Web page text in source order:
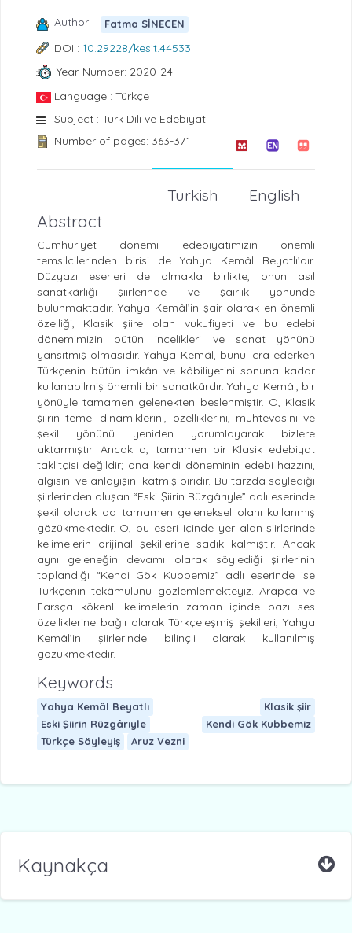
Author : Fatma SİNECEN
DOI : 10.29228/kesit.44533
Year-Number: 2020-24
Language : Türkçe
Subject : Türk Dili ve Edebiyatı
Number of pages: 363-371
English
Turkish
Abstract
Cumhuriyet dönemi edebiyatımızın önemli
temsilcilerinden birisi de Yahya Kemâl Beyatlı’dır.
Düzyazı eserleri de olmakla birlikte, onun asıl
sanatkârlığı şiirlerinde ve şairlik yönünde
bulunmaktadır. Yahya Kemâl’in şair olarak en önemli
özelliği, Klasik şiire olan vukufiyeti ve bu edebi
dönemimizin bütün incelikleri ve sanat yönünü
yansıtmış olmasıdır. Yahya Kemâl, bunu icra ederken
Türkçenin bütün imkân ve kâbiliyetini sonuna kadar
kullanabilmiş önemli bir sanatkârdır. Yahya Kemâl, bir
yönüyle tamamen gelenekten beslenmiştir. O, Klasik
şiirin temel dinamiklerini, özelliklerini, muhtevasını ve
şekil yönünü yeniden yorumlayarak bizlere
aktarmıştır. Ancak o, tamamen bir Klasik edebiyat
taklitçisi değildir; ona kendi döneminin edebi hazzını,
algısını ve anlayışını katmış biridir. Bu tarzda söylediği
şiirlerinden oluşan “Eski Şiirin Rüzgârıyle” adlı eserinde
şekil olarak da tamamen geleneksel olanı kullanmış
gözükmektedir. O, bu eseri içinde yer alan şiirlerinde
kelimelerin orijinal şekillerine sadık kalmıştır. Ancak
aynı geleneğin devamı olarak söylediği şiirlerinin
toplandığı “Kendi Gök Kubbemiz” adlı eserinde ise
Türkçenin tekâmülünü gözlemlemekteyiz. Arapça ve
Farsça kökenli kelimelerin zaman içinde bazı ses
özelliklerine bağlı olarak Türkçeleşmiş şekilleri, Yahya
Kemâl’in şiirlerinde bilinçli olarak kullanılmış
gözükmektedir.
Keywords
Yahya Kemâl Beyatlı
Klasik şiir
Eski Şiirin Rüzgârıyle
Kendi Gök Kubbemiz
Türkçe Söyleyiş
Aruz Vezni
Kaynakça